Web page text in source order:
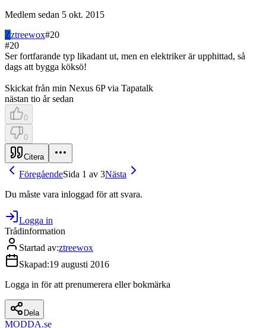
Medlem sedan 5 okt. 2015
Zztreewox#20
#20
Ser fortfarande typ likadant ut, men en elektriker är upphittad, så
dags att bygga köksö!
Skickat från min Nexus 6P via Tapatalk
nästan tio år sedan
0
0
Citera
FöregåendeSida 1 av 3Nästa
Du måste vara inloggad för att svara.
Logga in
Trådinformation
Startad av:ztreewox
Skapad:19 augusti 2016
Logga in för att prenumerera eller bokmärka
Dela
MODDA.se